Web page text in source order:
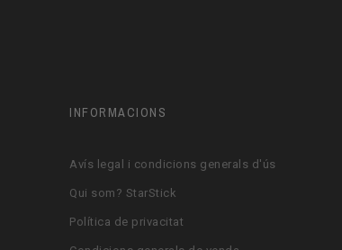
INFORMACIONS
Avís legal i condicions generals d'ús
Qui som? StarStick
Política de privacitat